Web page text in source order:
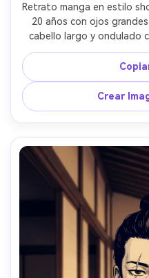
Retrato manga en estilo
20 años con ojos
cabello largo y ondulado
blusa pastel con
ensueño con destellos
brillante, líneas
screentones de
mood romántico y dulce,
sin texto, lente 85mm,
Crear